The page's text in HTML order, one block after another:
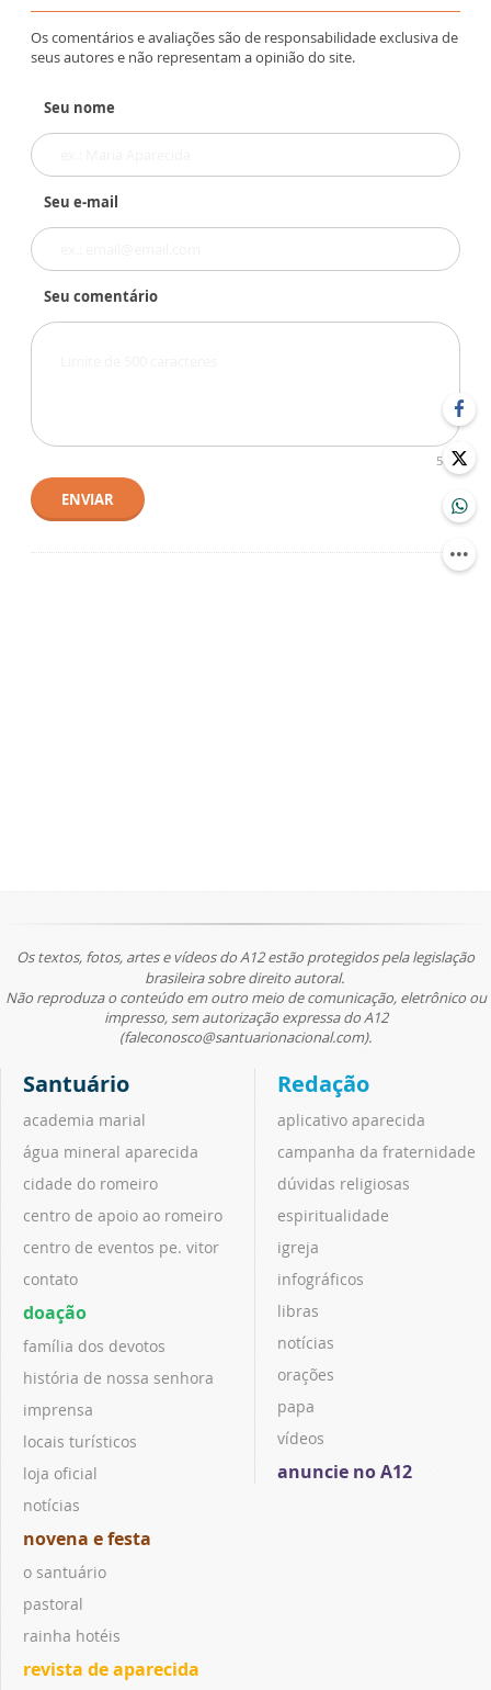
Os comentários e avaliações são de responsabilidade exclusiva de
seus autores e não representam a opinião do site.
Seu nome
Seu e-mail
Seu comentário
500
ENVIAR
Os textos, fotos, artes e vídeos do A12 estão protegidos pela legislação
brasileira sobre direito autoral.
Não reproduza o conteúdo em outro meio de comunicação, eletrônico ou
impresso, sem autorização expressa do A12
(faleconosco@santuarionacional.com).
Santuário
academia marial
água mineral aparecida
cidade do romeiro
centro de apoio ao romeiro
centro de eventos pe. vitor
contato
doação
família dos devotos
história de nossa senhora
imprensa
locais turísticos
loja oficial
notícias
novena e festa
o santuário
pastoral
rainha hotéis
revista de aparecida
Redação
aplicativo aparecida
campanha da fraternidade
dúvidas religiosas
espiritualidade
igreja
infográficos
libras
notícias
orações
papa
vídeos
anuncie no A12